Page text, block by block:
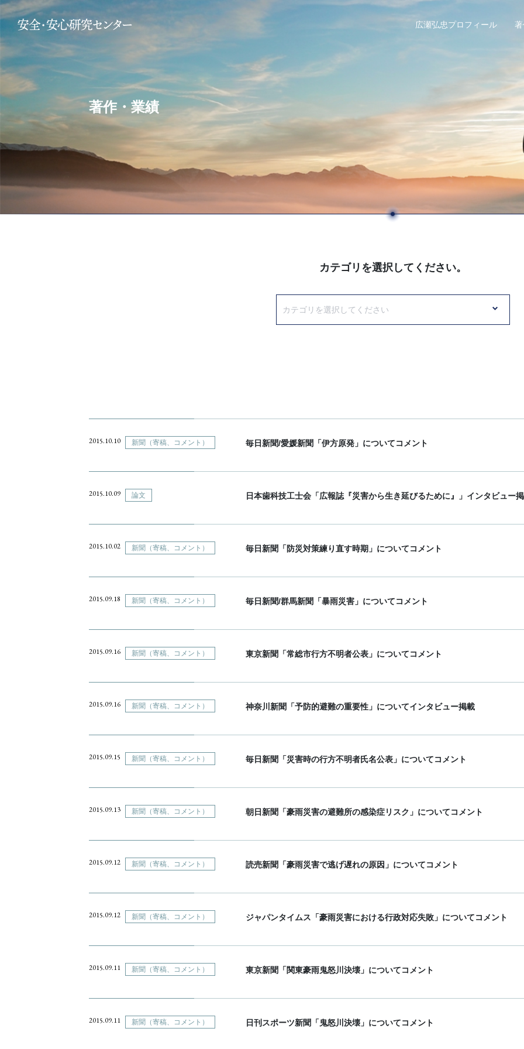
広瀬弘忠プロフィール
著作・業績
カテゴリを選択してください。
2015.10.10 新聞（寄稿、コメント） 毎日新聞/愛媛新聞「伊方原発」についてコメント
2015.10.09 論文 日本歯科技工士会「広報誌『災害から生き延びるために』」インタビュー
2015.10.02 新聞（寄稿、コメント） 毎日新聞「防災対策練り直す時期」についてコメント
2015.09.18 新聞（寄稿、コメント） 毎日新聞/群馬新聞「暴雨災害」についてコメント
2015.09.16 新聞（寄稿、コメント） 東京新聞「常総市行方不明者公表」についてコメント
2015.09.16 新聞（寄稿、コメント） 神奈川新聞「予防的避難の重要性」についてインタビュー掲載
2015.09.15 新聞（寄稿、コメント） 毎日新聞「災害時の行方不明者氏名公表」についてコメント
2015.09.13 新聞（寄稿、コメント） 朝日新聞「豪雨災害の避難所の感染症リスク」についてコメント
2015.09.12 新聞（寄稿、コメント） 読売新聞「豪雨災害で逃げ遅れの原因」についてコメント
2015.09.12 新聞（寄稿、コメント） ジャパンタイムス「豪雨災害における行政対応失敗」についてコメント
2015.09.11 新聞（寄稿、コメント） 東京新聞「関東豪雨鬼怒川決壊」についてコメント
2015.09.11 新聞（寄稿、コメント） 日刊スポーツ新聞「鬼怒川決壊」についてコメント